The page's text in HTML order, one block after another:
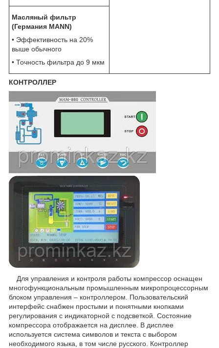
Масляный фильтр
(Германия MANN)
• Эффективность на 20%
выше обычного
• Точность фильтра до 9 мкм
КОНТРОЛЛЕР
Для управления и контроля работы компрессор оснащен
многофункциональным промышленным микропроцессорным
блоком управления – контроллером. Пользовательский
интерфейс снабжен простыми и понятными кнопками
регулирования с индикаторной c подсветкой. Состояние
компрессора отображается на дисплее. В дисплее
используется система символов и текста с выбором
необходимого языка, в том числе русского. Контроллер